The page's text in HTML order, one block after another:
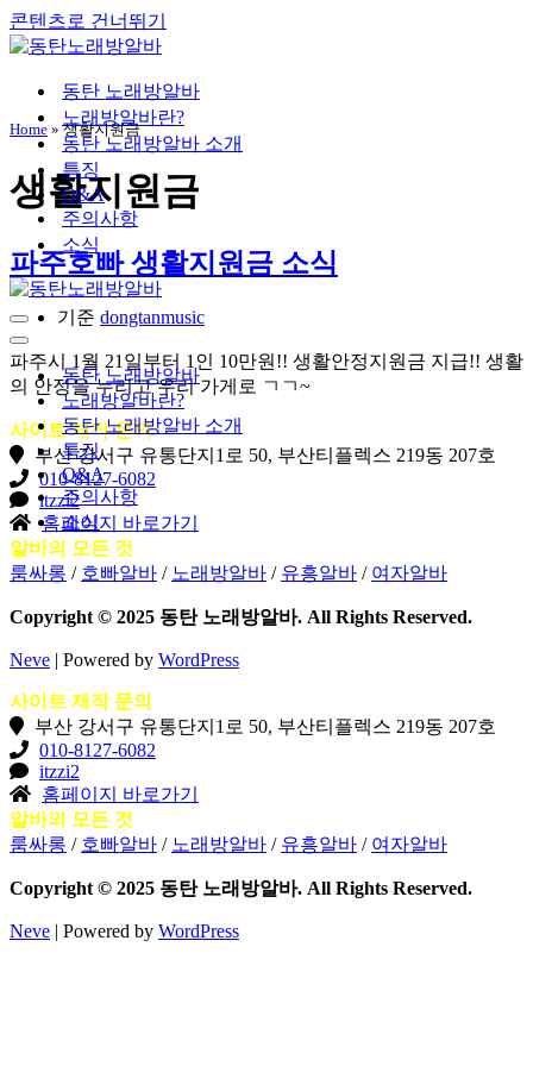
콘텐츠로 건너뛰기
동탄 노래방알바
노래방알바란?
동탄 노래방알바 소개
특징
Q&A
주의사항
소식
내
비
게
이
메
뉴
내
비
게
션
메
뉴
동탄 노래방알바
노래방알바란?
동탄 노래방알바 소개
특징
Q&A
주의사항
소식
Home »생활지원금
생활지원금
파주호빠 생활지원금 소식
기준 dongtanmusic
파주시 1월 21일부터 1인 10만원!! 생활안정지원금 지급!! 생활
의 안정을 누리고 우리 가게로 ㄱㄱ~
사이트 제작 문의
부산 강서구 유통단지1로 50, 부산티플렉스 219동 207호
010-8127-6082
itzzi2
홈페이지 바로가기
알바의 모든 것
룸싸롱 / 호빠알바 / 노래방알바 / 유흥알바 / 여자알바
Copyright © 2025 동탄 노래방알바. All Rights Reserved.
Neve | Powered by WordPress
사이트 제작 문의
부산 강서구 유통단지1로 50, 부산티플렉스 219동 207호
010-8127-6082
itzzi2
홈페이지 바로가기
알바의 모든 것
룸싸롱 / 호빠알바 / 노래방알바 / 유흥알바 / 여자알바
Copyright © 2025 동탄 노래방알바. All Rights Reserved.
Neve | Powered by WordPress